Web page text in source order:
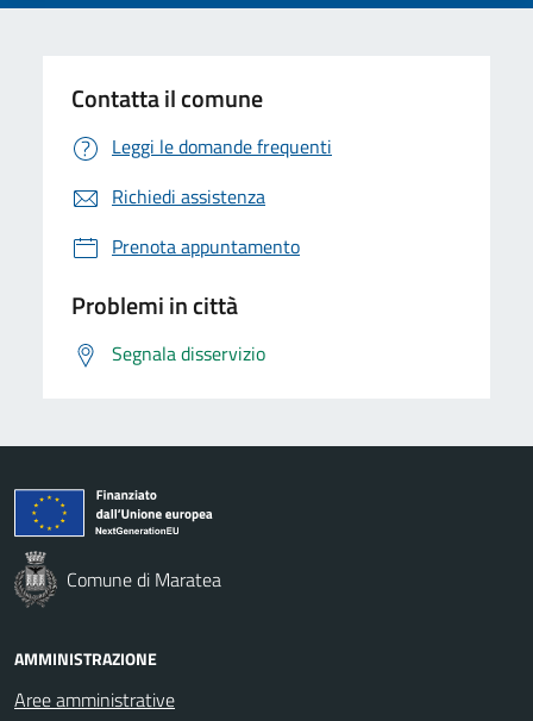
Contatta il comune
Leggi le domande frequenti
Richiedi assistenza
Prenota appuntamento
Problemi in città
Segnala disservizio
Comune di Maratea
AMMINISTRAZIONE
Aree amministrative